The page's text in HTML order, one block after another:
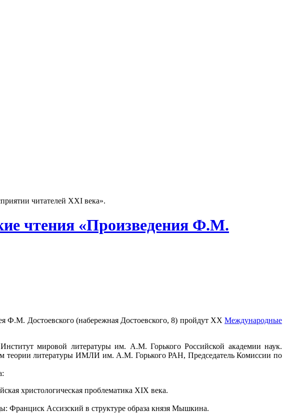
читателей ХХI века».
чтения «Произведения Ф.М.
Ф.М. Достоевского (набережная Достоевского, 8) пройдут ХХМеждународные
мировой литературы им. А.М. Горького Российской академии наук.
теории литературы ИМЛИ им. А.М. Горького РАН, Председатель Комиссии по
христологическая проблематика XIX века.
Франциск Ассизский в структуре образа князя Мышкина.